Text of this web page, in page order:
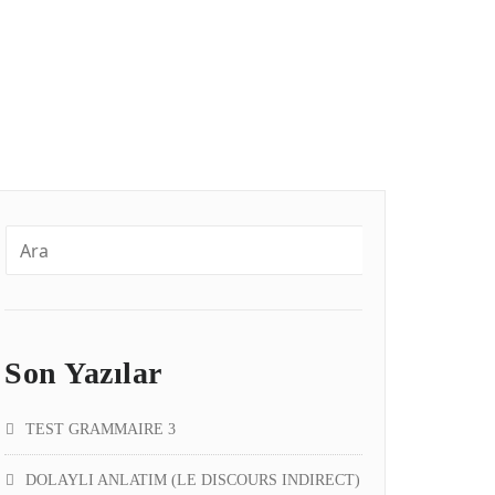
Son Yazılar
TEST GRAMMAIRE 3
DOLAYLI ANLATIM (LE DISCOURS INDIRECT)